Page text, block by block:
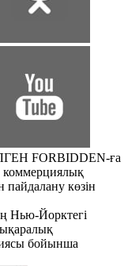
FORBIDDEN-ға
коммерциялық
пайдалану көзін
Йорктегі
бойынша